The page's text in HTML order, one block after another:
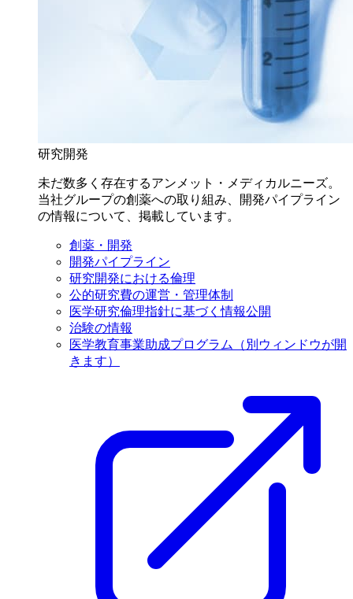
研究開発
未だ数多く存在するアンメット・メディカルニーズ。
当社グループの創薬への取り組み、開発パイプライン
の情報について、掲載しています。
創薬・開発
開発パイプライン
研究開発における倫理
公的研究費の運営・管理体制
医学研究倫理指針に基づく情報公開
治験の情報
医学教育事業助成プログラム
（別ウィンドウが開
きます）